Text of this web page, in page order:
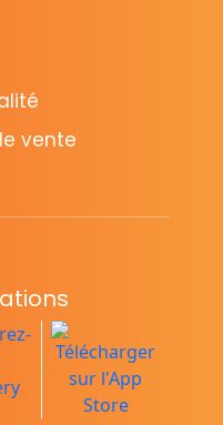
vente